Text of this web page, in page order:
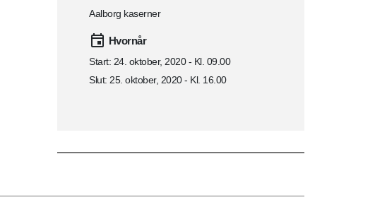
Aalborg kaserner
Hvornår
Start: 24. oktober, 2020 - Kl. 09.00
Slut: 25. oktober, 2020 - Kl. 16.00